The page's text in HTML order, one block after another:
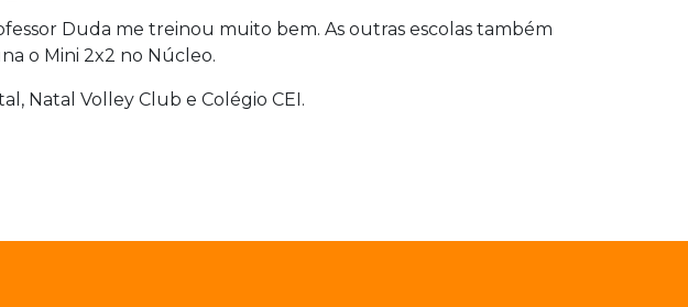
Duda me treinou muito bem. As outras escolas também
o Mini 2x2 no Núcleo.
Natal Volley Club e Colégio CEI.